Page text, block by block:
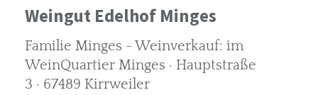
Weingut Edelhof Minges
Familie Minges - Weinverkauf: im
WeinQuartier Minges · Hauptstraße
3 · 67489 Kirrweiler